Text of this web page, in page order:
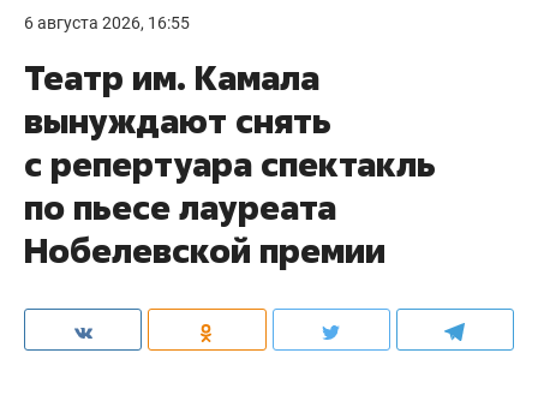
6 августа 2026, 16:55
Театр им. Камала
вынуждают снять
с репертуара спектакль
по пьесе лауреата
Нобелевской премии